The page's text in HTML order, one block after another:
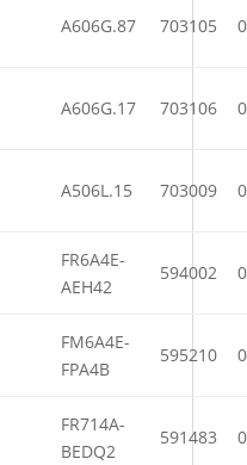
A606G.87 703105
A606G.17 703106
A506L.15 703009
FR6A4E-
AEH42
594002
FM6A4E-
FPA4B
595210
FR714A-
BEDQ2
591483